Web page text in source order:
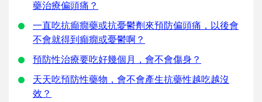
藥治療偏頭痛？
一直吃抗癲癇藥或抗憂鬱劑來預防偏頭痛，以後會
不會就得到癲癇或憂鬱啊？
預防性治療要吃好幾個月，會不會傷身？
天天吃預防性藥物，會不會產生抗藥性越吃越沒
效？